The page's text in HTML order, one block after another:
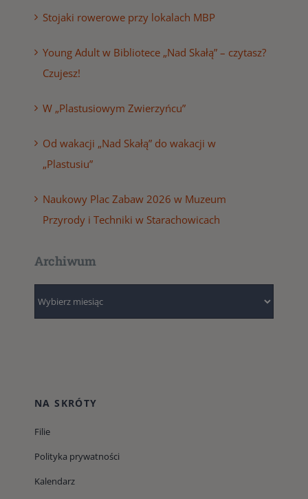
Stojaki rowerowe przy lokalach MBP
Young Adult w Bibliotece „Nad Skałą” – czytasz?
Czujesz!
W „Plastusiowym Zwierzyńcu”
Od wakacji „Nad Skałą” do wakacji w
„Plastusiu”
Naukowy Plac Zabaw 2026 w Muzeum
Przyrody i Techniki w Starachowicach
Archiwum
NA SKRÓTY
Filie
Polityka prywatności
Kalendarz